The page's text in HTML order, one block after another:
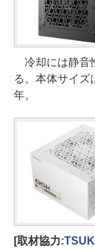
冷却には静音
る。本体サイズ
年。
[取材協力: